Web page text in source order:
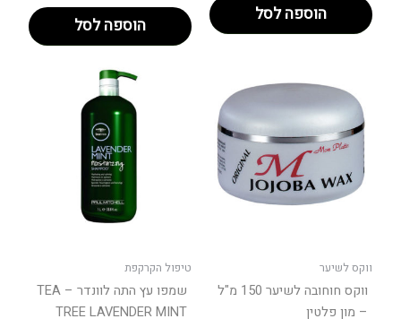
הוספה לסל
הוספה לסל
ווקס לשיער
ווקס חוחובה לשיער 150 מ"ל
– מון פלטין
טיפול הקרקפת
שמפו עץ התה לוונדר – TEA
TREE LAVENDER MINT
⁦149.00 ₪⁩